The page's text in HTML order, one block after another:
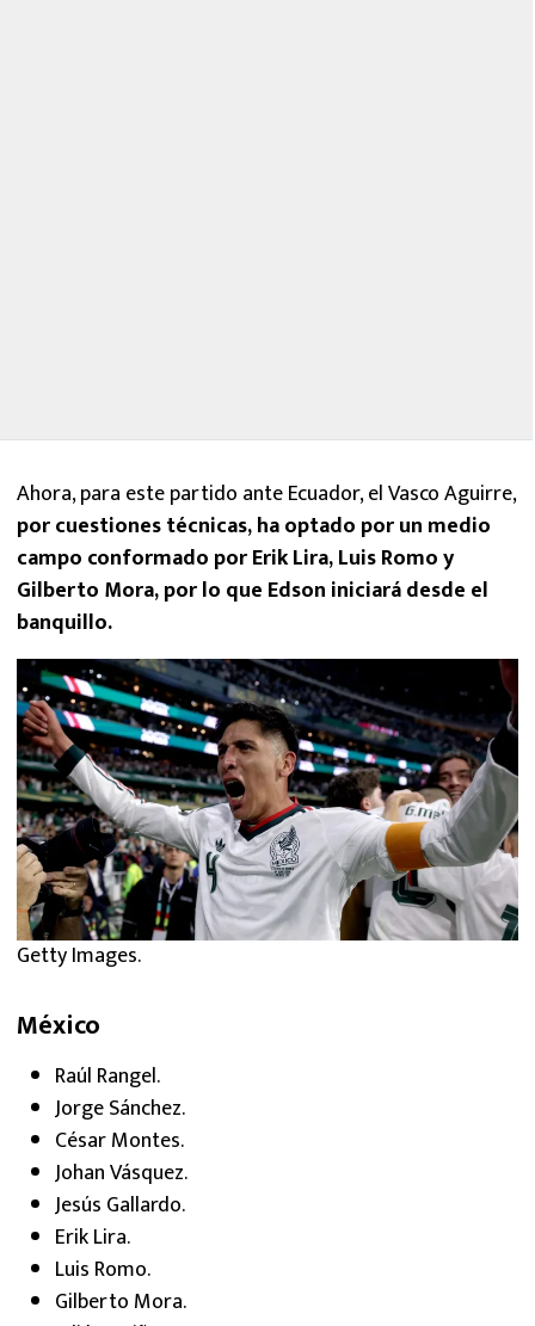
Ahora, para este partido ante Ecuador, el Vasco Aguirre,
por cuestiones técnicas, ha optado por un medio
campo conformado por Erik Lira, Luis Romo y
Gilberto Mora, por lo que Edson iniciará desde el
banquillo.
Getty Images.
México
Raúl Rangel.
Jorge Sánchez.
César Montes.
Johan Vásquez.
Jesús Gallardo.
Erik Lira.
Luis Romo.
Gilberto Mora.